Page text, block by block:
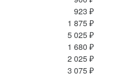
923 ₽
1 875 ₽
5 025 ₽
1 680 ₽
2 025 ₽
3 075 ₽